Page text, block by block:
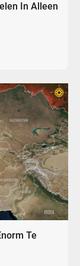
In Alleen
Te